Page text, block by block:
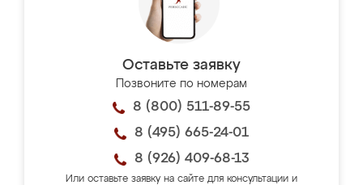
Оставьте заявку
Позвоните по номерам
8 (800) 511-89-55
8 (495) 665-24-01
8 (926) 409-68-13
Или оставьте заявку на сайте для консультации и